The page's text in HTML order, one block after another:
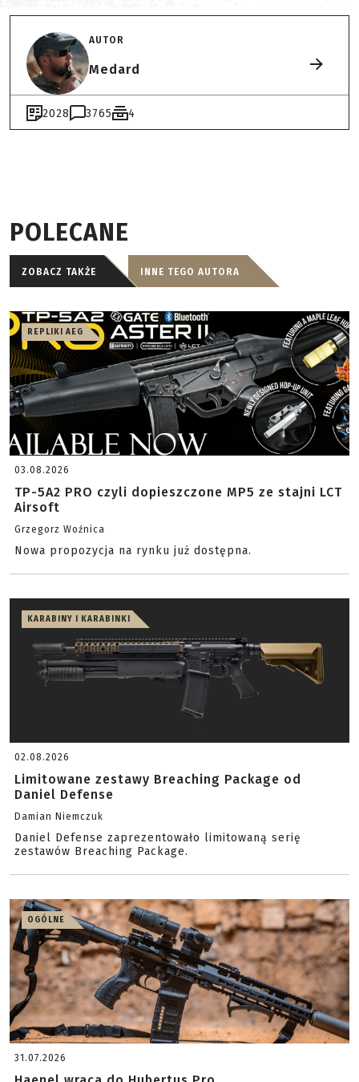
AUTOR
Medard
2028 3765 4
POLECANE
ZOBACZ TAKŻE INNE TEGO AUTORA
REPLIKI AEG
03.08.2026
TP-5A2 PRO czyli dopieszczone MP5 ze stajni LCT
Airsoft
Grzegorz Woźnica
Nowa propozycja na rynku już dostępna.
KARABINY I KARABINKI
02.08.2026
Limitowane zestawy Breaching Package od
Daniel Defense
Damian Niemczuk
Daniel Defense zaprezentowało limitowaną serię
zestawów Breaching Package.
OGÓLNE
31.07.2026